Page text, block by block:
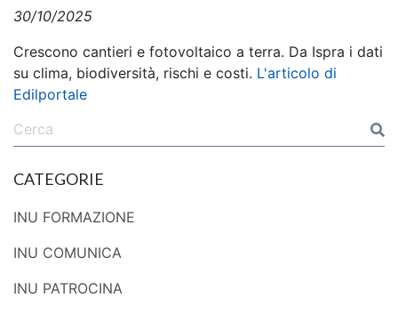
30/10/2025
Crescono cantieri e fotovoltaico a terra. Da Ispra i dati
su clima, biodiversità, rischi e costi. L'articolo di
Edilportale
CATEGORIE
INU FORMAZIONE
INU COMUNICA
INU PATROCINA